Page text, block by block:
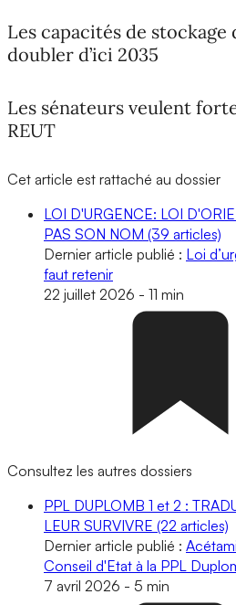
Les capacités de stockage
doubler d’ici 2035
Les sénateurs veulent
REUT
Cet article est rattaché au dossier
LOI D'URGENCE: LOI
PAS SON NOM (39 articles)
Dernier article publié : Loi
faut retenir
22 juillet 2026 - 11 min
Consultez les autres dossiers
PPL DUPLOMB 1 et 2 :
LEUR SURVIVRE (22 articles)
Dernier article publié :
Conseil d'Etat à la PPL
7 avril 2026 - 5 min